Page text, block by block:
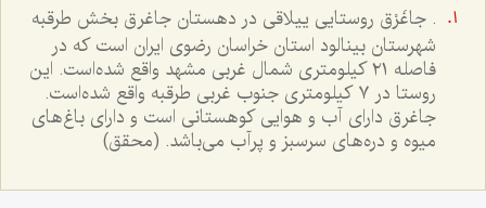
. جاغَرْق روستایی ییلاقی در دهستان جاغرق بخش طرقبه
شهرستان بینالود استان خراسان رضوی ایران است که در
فاصله ۲۱ کیلومتری شمال غربی مشهد واقع شده‌است. این
روستا در ۷ کیلومتری جنوب غربی طرقبه واقع شده‌است.
جاغرق دارای آب و هوایی کوهستانی است و دارای باغ‌های
میوه و دره‌های سرسبز و پرآب می‌باشد. (محقق)